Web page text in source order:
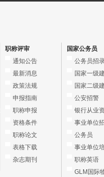
职称评审
通知公告
最新消息
政策法规
申报指南
职称申报
资格条件
职称论文
表格下载
杂志期刊
国家公务员
公务员招
国家一级
国家二级
公安招警
银行从业
事业单位
公务员
事业单位
职称英语
GLM国际